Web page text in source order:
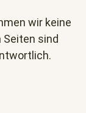
wir keine
Seiten sind